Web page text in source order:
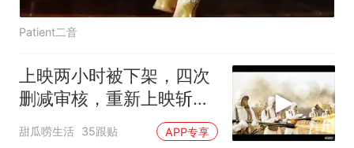
Patient二音
上映两小时被下架，四次
删减审核，重新上映斩获
20亿票房直接封神
甜瓜唠生活 35跟贴 APP专享